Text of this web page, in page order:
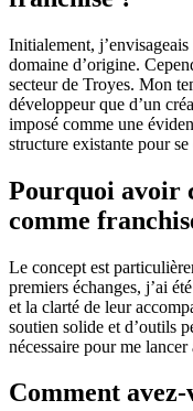
Initialement,
domaine d’origine.
secteur de Troyes. Mon
développeur que d’un
imposé comme une
structure existante pour
Pourquoi avoir
comme
Le concept est
premiers échanges, j’ai
et la clarté de leur
soutien solide et d’outils
nécessaire pour me lancer
Comment